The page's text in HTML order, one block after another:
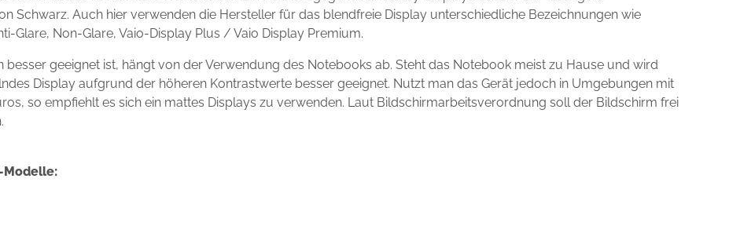
Schwarz. Auch hier verwenden die Hersteller für das blendfreie Display unterschiedliche Bezeichnungen wie
Glare, Non-Glare, Vaio-Display Plus / Vaio Display Premium.
besser geeignet ist, hängt von der Verwendung des Notebooks ab. Steht das Notebook meist zu Hause und wird
Display aufgrund der höheren Kontrastwerte besser geeignet. Nutzt man das Gerät jedoch in Umgebungen mit
so empfiehlt es sich ein mattes Displays zu verwenden. Laut Bildschirmarbeitsverordnung soll der Bildschirm frei
Modelle: